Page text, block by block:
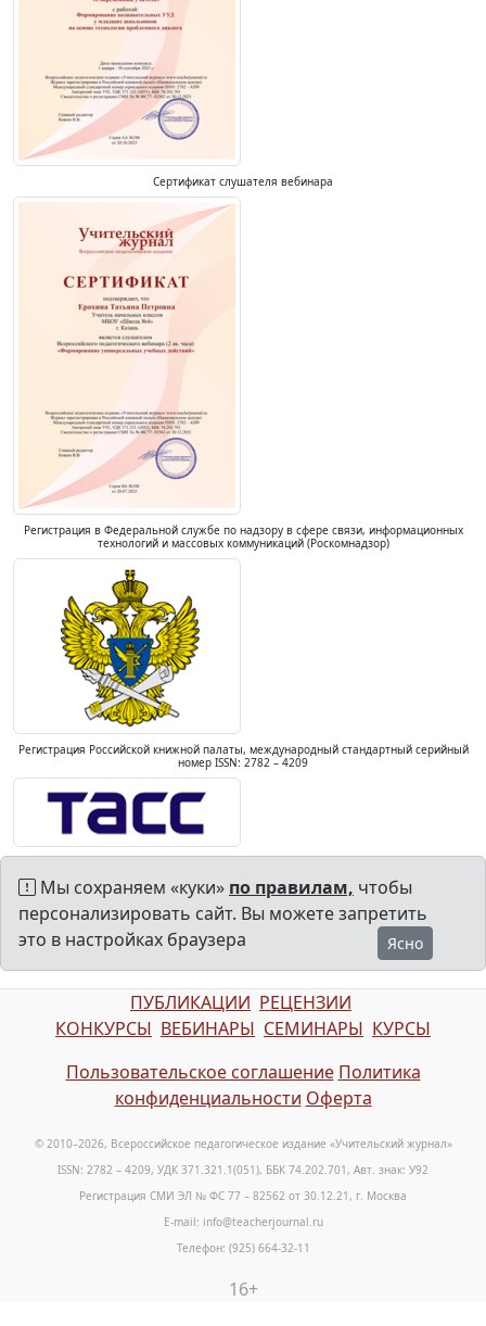
Сертификат слушателя вебинара
Регистрация в Федеральной службе по надзору в сфере связи, информационных
технологий и массовых коммуникаций (Роскомнадзор)
Регистрация Российской книжной палаты, международный стандартный серийный
номер ISSN: 2782 – 4209
Мы сохраняем «куки» по правилам, чтобы
персонализировать сайт. Вы можете запретить
это в настройках браузера
Ясно
ПУБЛИКАЦИИ РЕЦЕНЗИИ
КОНКУРСЫ ВЕБИНАРЫ СЕМИНАРЫ КУРСЫ
Пользовательское соглашение Политика
конфиденциальности Оферта
© 2010–2026, Всероссийское педагогическое издание «Учительский журнал»
ISSN: 2782 – 4209, УДК 371.321.1(051), ББК 74.202.701, Авт. знак: У92
Регистрация СМИ ЭЛ № ФС 77 – 82562 от 30.12.21, г. Москва
E-mail: info@teacherjournal.ru
Телефон: (925) 664-32-11
16+